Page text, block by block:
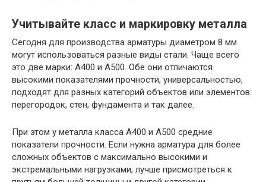
Учитывайте класс и маркировку металла
Сегодня для производства арматуры диаметром 8 мм
могут использоваться разные виды стали. Чаще всего
это две марки: А400 и A500. Обе они отличаются
высокими показателями прочности, универсальностью,
подходят для разных категорий объектов или элементов:
перегородок, стен, фундамента и так далее.
При этом у металла класса А400 и A500 средние
показатели прочности. Если нужна арматура для более
сложных объектов с максимально высокими и
экстремальными нагрузками, лучше присмотреться к